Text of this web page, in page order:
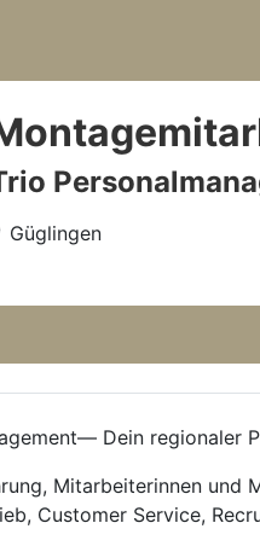
Güglingen
Dein regionaler
Mitarbeiterinnen und
Customer Service,